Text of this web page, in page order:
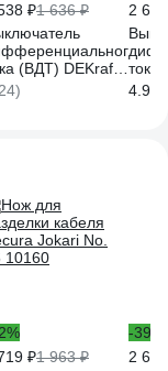
₽1 636 ₽
(ВДТ) DEKraft
03, 2 P, 40 А,
мА, тип AC, 6 кА
2
тока
УЗО-
4.9
₽1 963 ₽
-39%
2